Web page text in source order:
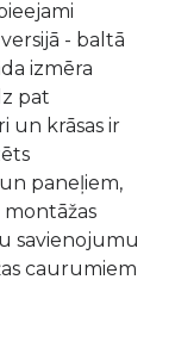
- baltā
izmēra
pat
un krāsas ir
paneļiem,
montāžas
savienojumu
caurumiem